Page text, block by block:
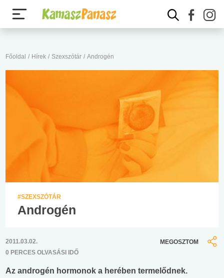
Főoldal / Hírek / Szexszótár / Androgén
#SZEXSZÓTÁR
Androgén
2011.03.02.
0 PERCES OLVASÁSI IDŐ
MEGOSZTOM
Az androgén hormonok a herében termelődnek.